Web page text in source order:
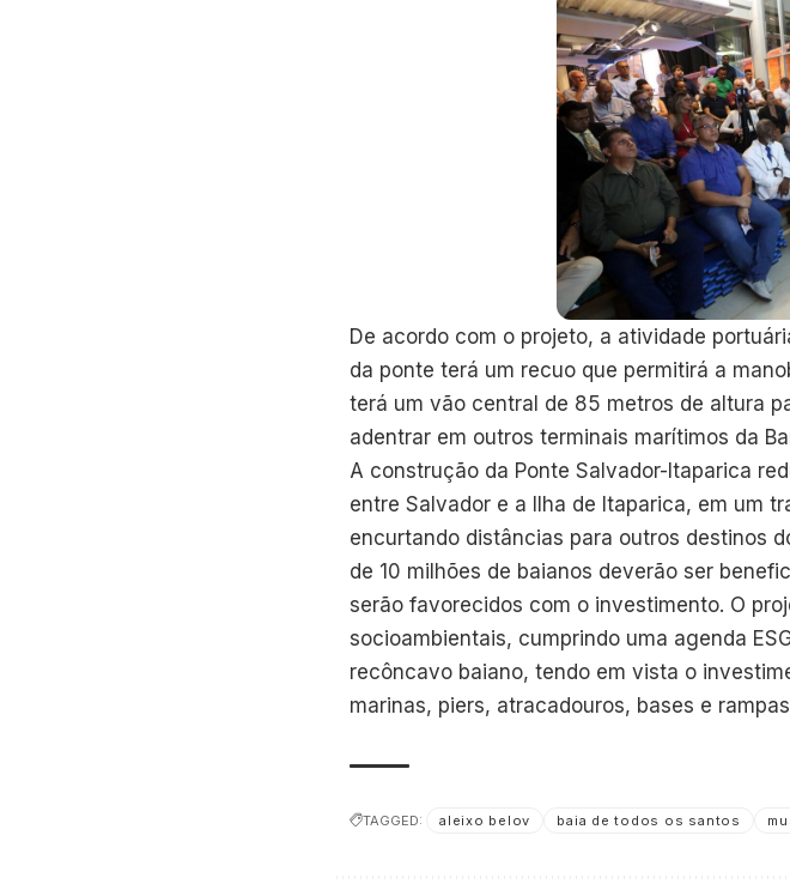
De acordo com o projeto, a atividade
da ponte terá um recuo que permitirá a
terá um vão central de 85 metros de altura
adentrar em outros terminais marítimos da
A construção da Ponte Salvador-Itaparica
entre Salvador e a Ilha de Itaparica, em um
encurtando distâncias para outros destinos
de 10 milhões de baianos deverão ser
serão favorecidos com o investimento. O
socioambientais, cumprindo uma agenda
recôncavo baiano, tendo em vista o
marinas, piers, atracadouros, bases e
TAGGED: aleixo belov baia de todos os santos